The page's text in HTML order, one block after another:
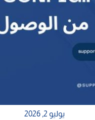
يوليو 2, 2026